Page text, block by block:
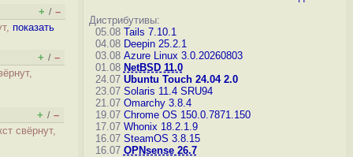
+ / –
показать
+ / –
+ / –
свёрнут,
Дистрибутивы:
05.08 Tails 7.10.1
04.08 Deepin 25.2.1
03.08 Azure Linux 3.0.20260803
01.08 NetBSD 11.0
24.07 Ubuntu Touch 24.04 2.0
23.07 Solaris 11.4 SRU94
21.07 Omarchy 3.8.4
19.07 Chrome OS 150.0.7871.150
17.07 Whonix 18.2.1.9
16.07 SteamOS 3.8.15
16.07 OPNsense 26.7